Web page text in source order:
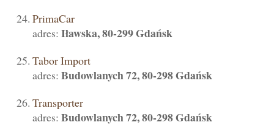
PrimaCar
adres: Iławska, 80-299 Gdańsk
Tabor Import
adres: Budowlanych 72, 80-298 Gdańsk
Transporter
adres: Budowlanych 72, 80-298 Gdańsk